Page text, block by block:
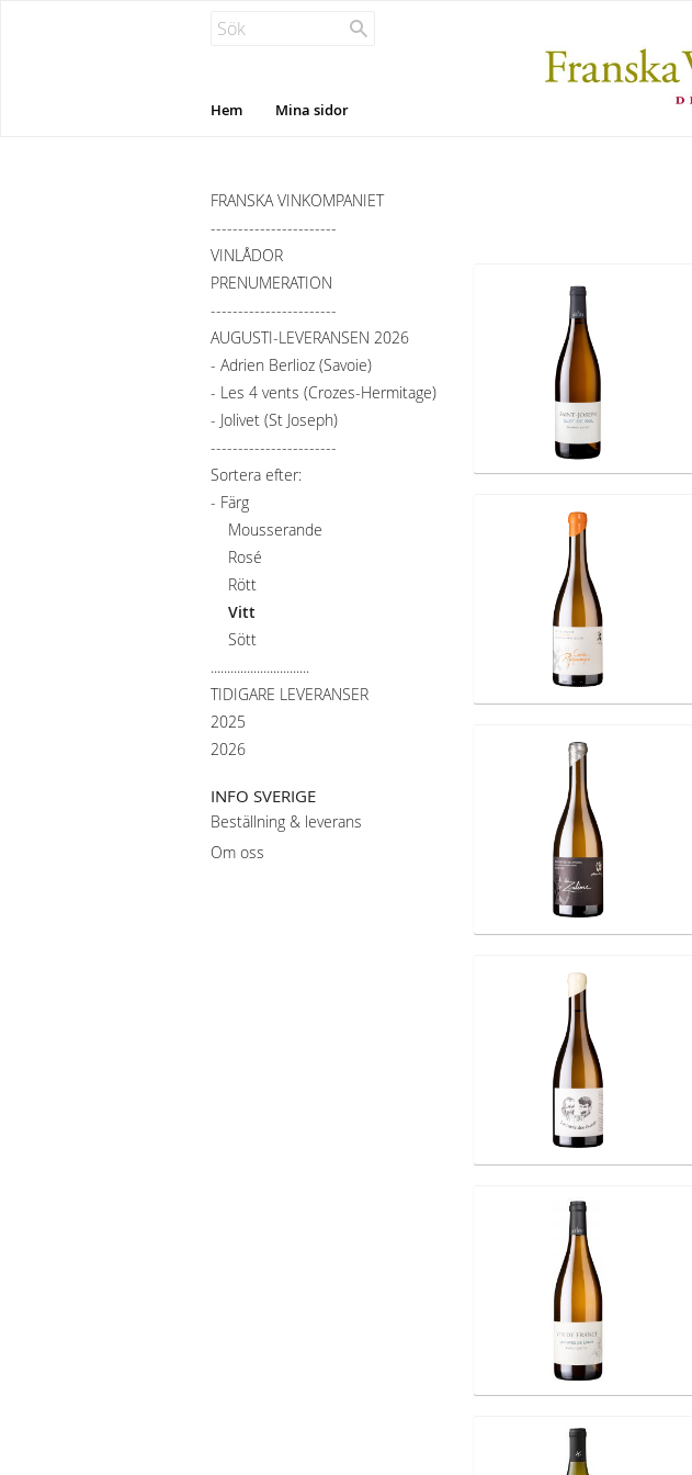
Hem Mina sidor
FRANSKA VINKOMPANIET
-----------------------
VINLÅDOR
PRENUMERATION
-----------------------
AUGUSTI-LEVERANSEN 2026
- Adrien Berlioz (Savoie)
- Les 4 vents (Crozes-Hermitage)
- Jolivet (St Joseph)
-----------------------
Sortera efter:
- Färg
Mousserande
Rosé
Rött
Vitt
Sött
..............................
TIDIGARE LEVERANSER
2025
2026
INFO SVERIGE
Beställning & leverans
Om oss